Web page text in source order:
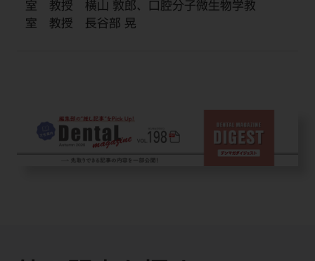
室 教授 横山 敦郎、口腔分子微生物学教
室 教授 長谷部 晃